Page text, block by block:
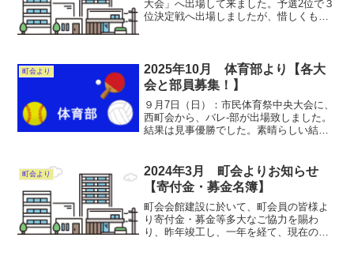
大会」へ出場して来ました。予選2位で３
位決定戦へ出場しましたが、惜しくも負
ーボール部員...
町会より
2025年10月 体育部より【各大
会と部員募集！】
９月7日（日）：市民体育祭中央大会に、
西町会から、バレ-部が出場致しました。
結果は見事優勝でした。素晴らしい結果
木中学校で開催されます。 ♢バレーボ
ール部員募集・初...
町会より
2024年3月 町会よりお知らせ
【寄付金・募金名簿】
町会会館建設に於いて、町会員の皆様よ
り寄付金・募金等多大なご協力を賜わ
り、昨年竣工し、一年を経て、現在の時